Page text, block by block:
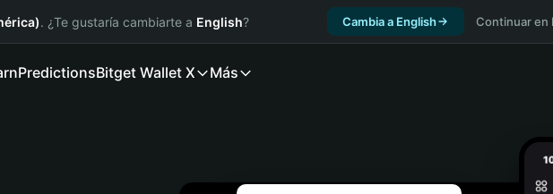
. ¿Te gustaría cambiarte a English? Cambia a English Continuar en
PredictionsBitget Wallet X Más